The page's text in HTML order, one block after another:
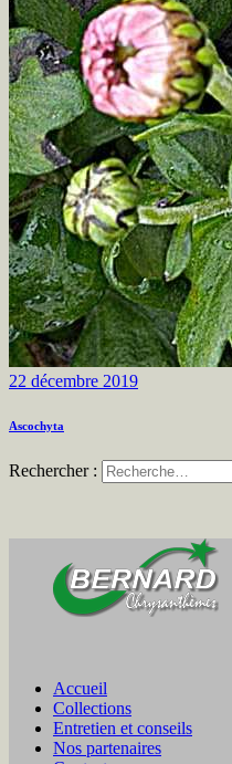
22 décembre 2019
Ascochyta
Rechercher :
Accueil
Collections
Entretien et conseils
Nos partenaires